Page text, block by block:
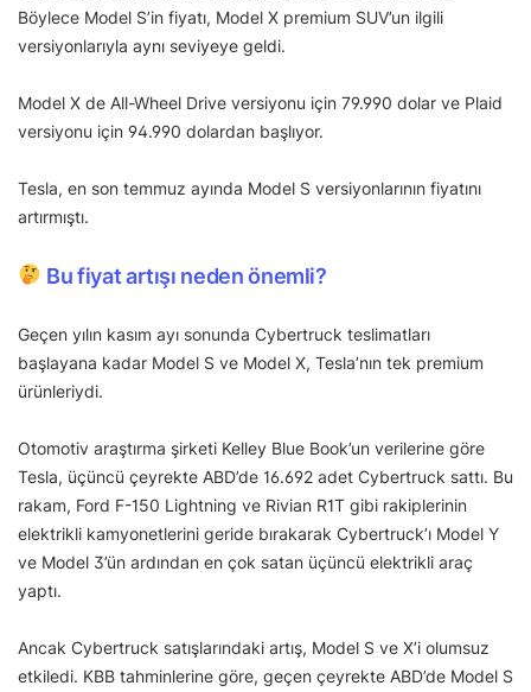
Böylece Model S’in fiyatı, Model X premium SUV’un ilgili
versiyonlarıyla aynı seviyeye geldi.
Model X de All-Wheel Drive versiyonu için 79.990 dolar ve Plaid
versiyonu için 94.990 dolardan başlıyor.
Tesla, en son temmuz ayında Model S versiyonlarının fiyatını
artırmıştı.
Bu fiyat artışı neden önemli?
Geçen yılın kasım ayı sonunda Cybertruck teslimatları
başlayana kadar Model S ve Model X, Tesla’nın tek premium
ürünleriydi.
Otomotiv araştırma şirketi Kelley Blue Book’un verilerine göre
Tesla, üçüncü çeyrekte ABD’de 16.692 adet Cybertruck sattı. Bu
rakam, Ford F-150 Lightning ve Rivian R1T gibi rakiplerinin
elektrikli kamyonetlerini geride bırakarak Cybertruck’ı Model Y
ve Model 3’ün ardından en çok satan üçüncü elektrikli araç
yaptı.
Ancak Cybertruck satışlarındaki artış, Model S ve X’i olumsuz
etkiledi. KBB tahminlerine göre, geçen çeyrekte ABD’de Model S